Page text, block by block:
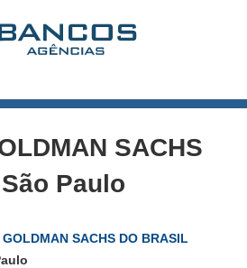
SACHS
Paulo
GOLDMAN SACHS DO BRASIL